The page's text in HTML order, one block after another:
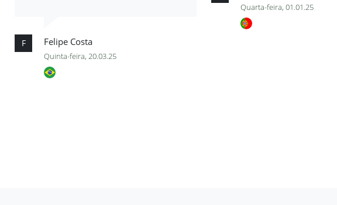
F Felipe Costa
Quinta-feira, 20.03.25
Quarta-feira, 01.01.25